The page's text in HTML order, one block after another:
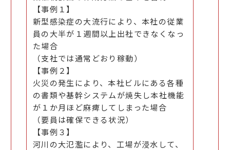
【事例１】
新型感染症の大流行により、本社の従業
員の大半が１週間以上出社できなくなっ
た場合
（支社では通常どおり稼動）
【事例２】
火災の発生により、本社ビルにある各種
の書類や基幹システムが焼失し本社機能
が１か月ほど麻痺してしまった場合
（要員は確保できる状況）
【事例３】
河川の大氾濫により、工場が浸水して、